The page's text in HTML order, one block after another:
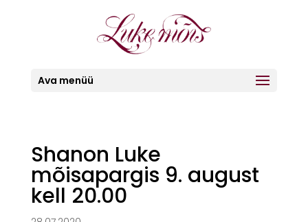
Ava menüü
Shanon Luke
mõisapargis 9. august
kell 20.00